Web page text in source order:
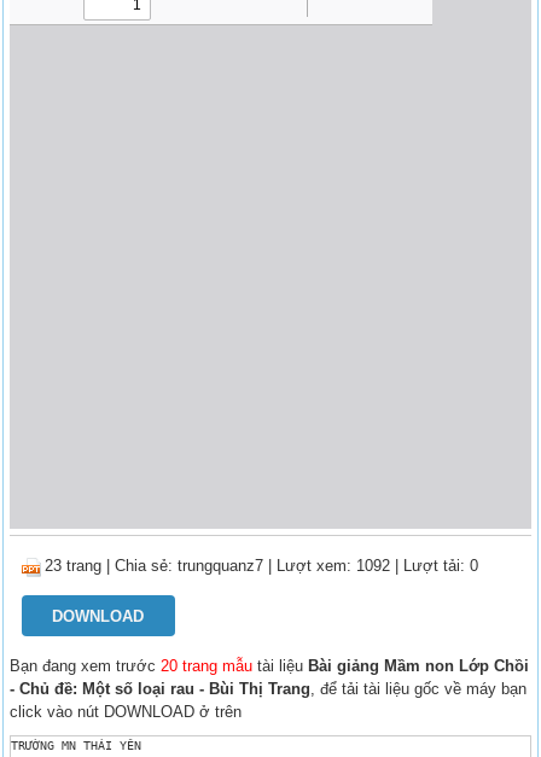
23 trang |Chia sẻ:trungquanz7 | Lượt xem: 1092 | Lượt tải: 0
DOWNLOAD
Bạn đang xem trước20 trang mẫu tài liệu Bài giảng Mầm non Lớp Chồi
- Chủ đề: Một số loại rau - Bùi Thị Trang, để tải tài liệu gốc về máy bạn
click vào nút DOWNLOAD ở trên
TRƯỜNG MN THÁI YÊN